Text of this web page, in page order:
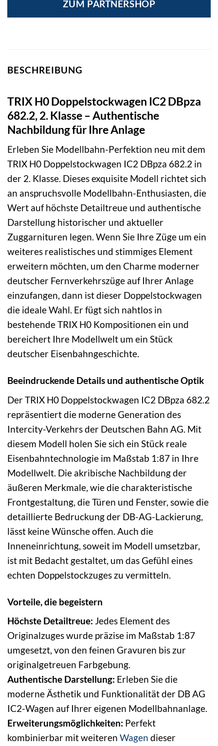
ZUM PARTNERSHOP
BESCHREIBUNG
TRIX H0 Doppelstockwagen IC2 DBpza
682.2, 2. Klasse – Authentische
Nachbildung für Ihre Anlage
Erleben Sie Modellbahn-Perfektion neu mit dem
TRIX H0 Doppelstockwagen IC2 DBpza 682.2 in
der 2. Klasse. Dieses exquisite Modell richtet sich
an anspruchsvolle Modellbahn-Enthusiasten, die
Wert auf höchste Detailtreue und authentische
Darstellung historischer und aktueller
Zuggarnituren legen. Wenn Sie Ihre Züge um ein
weiteres realistisches und stimmiges Element
erweitern möchten, um den Charme moderner
deutscher Fernverkehrszüge auf Ihrer Anlage
einzufangen, dann ist dieser Doppelstockwagen
die ideale Wahl. Er fügt sich nahtlos in
bestehende TRIX H0 Kompositionen ein und
bereichert Ihre Modellwelt um ein Stück
deutscher Eisenbahngeschichte.
Beeindruckende Details und authentische Optik
Der TRIX H0 Doppelstockwagen IC2 DBpza 682.2
repräsentiert die moderne Generation des
Intercity-Verkehrs der Deutschen Bahn AG. Mit
diesem Modell holen Sie sich ein Stück reale
Eisenbahntechnologie im Maßstab 1:87 in Ihre
Modellwelt. Die akribische Nachbildung der
äußeren Merkmale, wie die charakteristische
Frontgestaltung, die Türen und Fenster, sowie die
detaillierte Bedruckung der DB-AG-Lackierung,
lässt keine Wünsche offen. Auch die
Inneneinrichtung, soweit im Modell umsetzbar,
ist mit Bedacht gestaltet, um das Gefühl eines
echten Doppelstockzuges zu vermitteln.
Vorteile, die begeistern
Höchste Detailtreue: Jedes Element des
Originalzuges wurde präzise im Maßstab 1:87
umgesetzt, von den feinen Gravuren bis zur
originalgetreuen Farbgebung.
Authentische Darstellung: Erleben Sie die
moderne Ästhetik und Funktionalität der DB AG
IC2-Wagen auf Ihrer eigenen Modellbahnanlage.
Erweiterungsmöglichkeiten: Perfekt
kombinierbar mit weiteren Wagen dieser